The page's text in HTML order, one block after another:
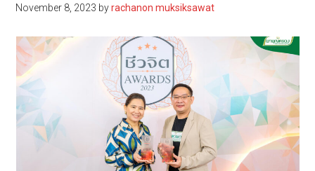
November 8, 2023 byrachanon muksiksawat